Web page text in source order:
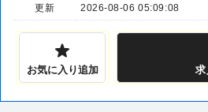
更新 2026-08-06 05:09:08
お気に入り追加 求